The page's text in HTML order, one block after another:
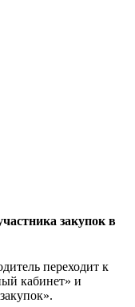
закупок в
переходит к
кабинет» и